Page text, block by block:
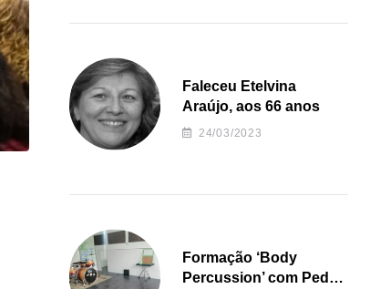
Faleceu Etelvina
Araújo, aos 66 anos
24/03/2023
Formação ‘Body
Percussion’ com Pedro